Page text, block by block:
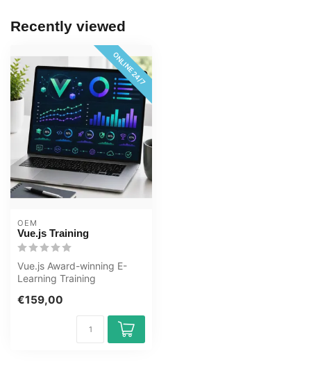
Recently viewed
ONLINE 24/7
OEM
Vue.js Training
Vue.js Award-winning E-
Learning Training
spoken text Cer...
€159,00